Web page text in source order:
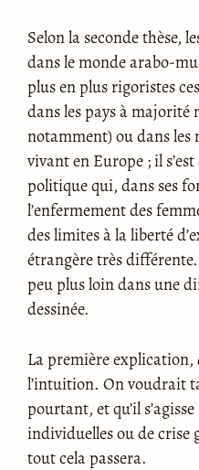
Selon la seconde thèse,
dans le monde arabo-
plus en plus rigoristes
dans les pays à majorité
notamment) ou dans
vivant en Europe ; il
politique qui, dans ses
l’enfermement des
des limites à la liberté
étrangère très
peu plus loin dans une
dessinée.
La première explication,
l’intuition. On voudrait
pourtant, et qu’il
individuelles ou de crise
tout cela passera.